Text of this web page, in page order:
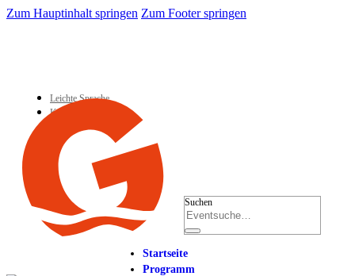
Zum Hauptinhalt springen Zum Footer springen
Leichte Sprache
Kontakt
Suchen
Startseite
Programm